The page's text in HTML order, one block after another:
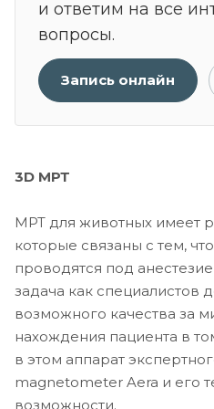
и ответим на все
вопросы.
Запись онлайн
3D МРТ
МРТ для животных имеет
которые связаны с тем,
проводятся под
задача как специалистов
возможного качества за
нахождения пациента в
в этом аппарат
magnetometer Aera и его
возможности.